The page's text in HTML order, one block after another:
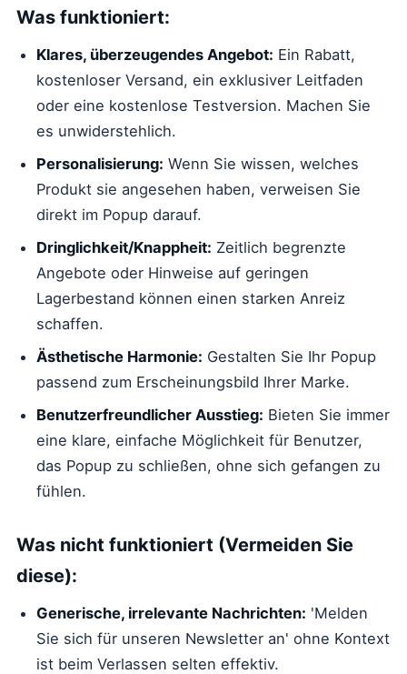
Was funktioniert:
Klares, überzeugendes Angebot: Ein Rabatt,
kostenloser Versand, ein exklusiver Leitfaden
oder eine kostenlose Testversion. Machen Sie
es unwiderstehlich.
Personalisierung: Wenn Sie wissen, welches
Produkt sie angesehen haben, verweisen Sie
direkt im Popup darauf.
Dringlichkeit/Knappheit: Zeitlich begrenzte
Angebote oder Hinweise auf geringen
Lagerbestand können einen starken Anreiz
schaffen.
Ästhetische Harmonie: Gestalten Sie Ihr Popup
passend zum Erscheinungsbild Ihrer Marke.
Benutzerfreundlicher Ausstieg: Bieten Sie immer
eine klare, einfache Möglichkeit für Benutzer,
das Popup zu schließen, ohne sich gefangen zu
fühlen.
Was nicht funktioniert (Vermeiden Sie
diese):
Generische, irrelevante Nachrichten: 'Melden
Sie sich für unseren Newsletter an' ohne Kontext
ist beim Verlassen selten effektiv.